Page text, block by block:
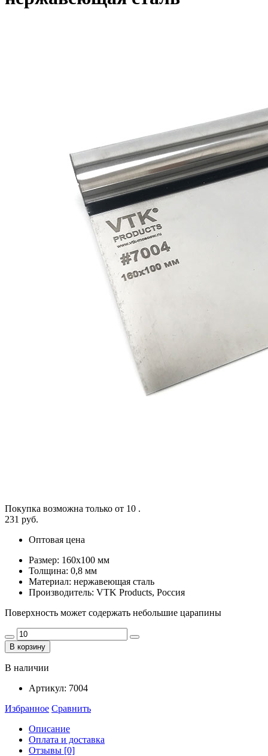
Покупка возможна только от 10 .
231 руб.
Оптовая цена
Размер: 160х100 мм
Толщина: 0,8 мм
Материал: нержавеющая сталь
Производитель: VTK Products, Россия
Поверхность может содержать небольшие царапины
В корзину
В наличии
Артикул: 7004
Избранное Сравнить
Описание
Оплата и доставка
Отзывы [0]